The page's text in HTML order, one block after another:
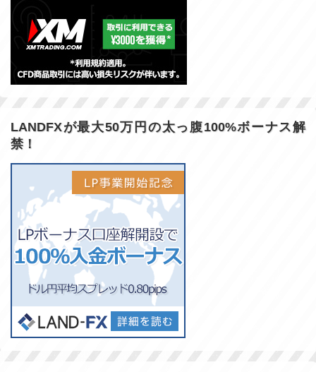
LANDFXが最大50万円の太っ腹100%ボーナス解
禁！